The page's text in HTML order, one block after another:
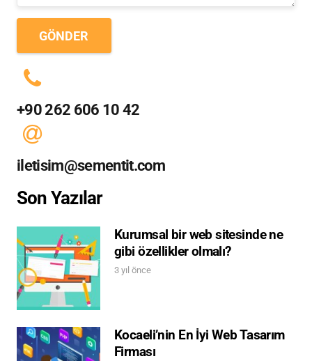
GÖNDER
+90 262 606 10 42
iletisim@sementit.com
Son Yazılar
Kurumsal bir web sitesinde ne
gibi özellikler olmalı?
3 yıl önce
Kocaeli’nin En İyi Web Tasarım
Firması